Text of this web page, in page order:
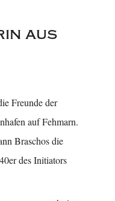
aus
Freunde der
auf Fehmarn.
Braschos die
des Initiators